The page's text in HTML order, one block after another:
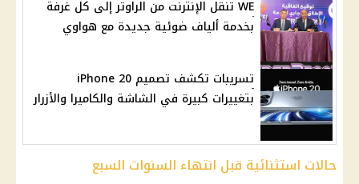
WE تنقل الإنترنت من الراوتر إلى كل غرفة
بخدمة ألياف ضوئية جديدة مع هواوي
تسريبات تكشف تصميم iPhone 20
بتغييرات كبيرة في الشاشة والكاميرا والأزرار
حالات استثنائية قبل انتهاء السنوات السبع